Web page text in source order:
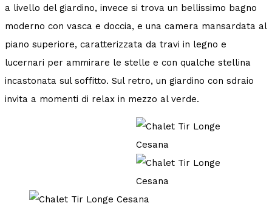
a livello del giardino, invece si trova un bellissimo bagno
moderno con vasca e doccia, e una camera mansardata al
piano superiore, caratterizzata da travi in legno e
lucernari per ammirare le stelle e con qualche stellina
incastonata sul soffitto. Sul retro, un giardino con sdraio
invita a momenti di relax in mezzo al verde.